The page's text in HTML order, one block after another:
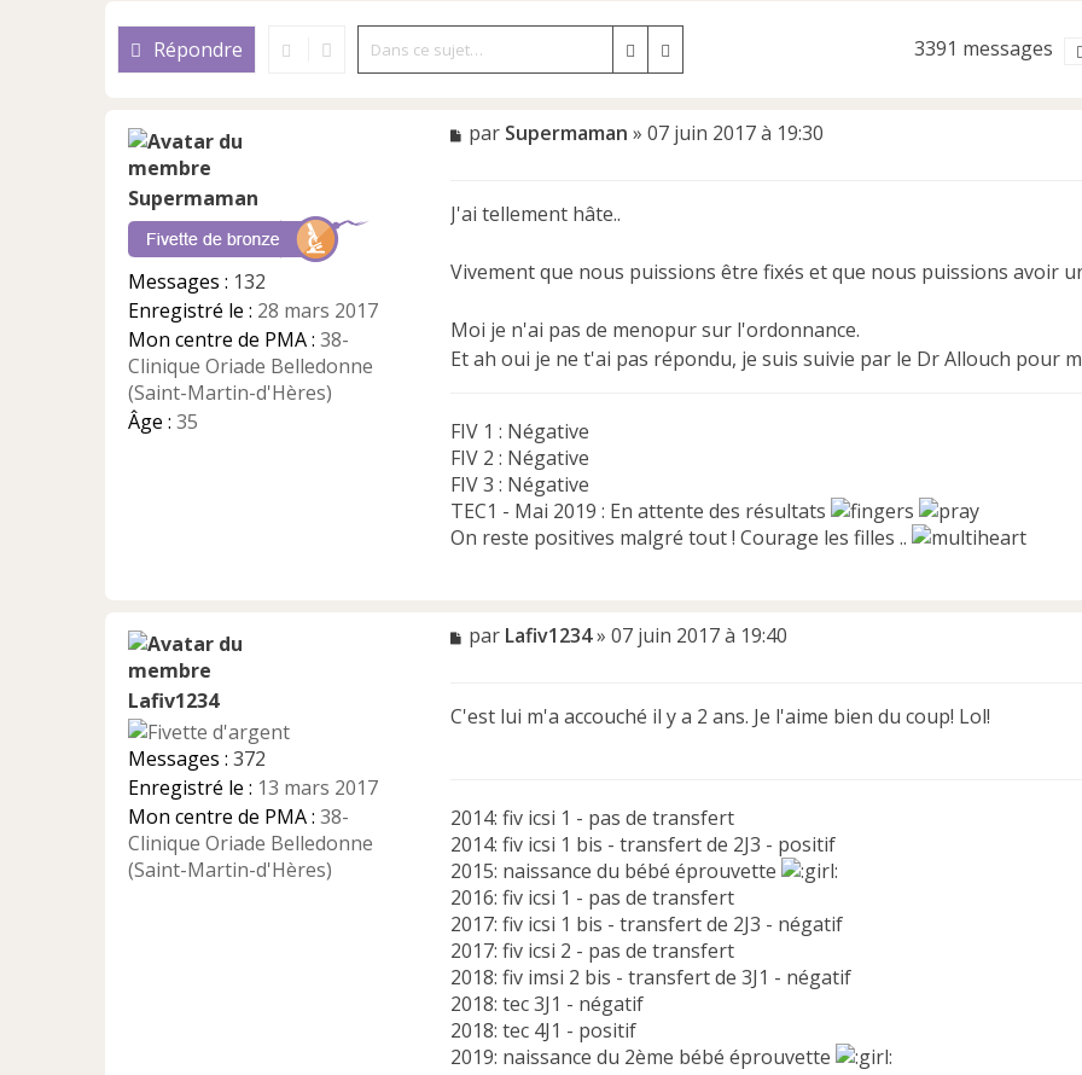
Répondre Rechercher 3391 messages
Supermaman
Messages : 132
Enregistré le : 28 mars 2017
Mon centre de PMA : 38-
Clinique Oriade Belledonne
(Saint-Martin-d'Hères)
Âge : 35
M
a
e
n
l
par Supermaman » 07 juin 2017 à 19:30
J'ai tellement hâte..
Vivement que nous puissions être fixés et que nous puissions avoir
Moi je n'ai pas de menopur sur l'ordonnance.
Et ah oui je ne t'ai pas répondu, je suis suivie par le Dr Allouch pour
FIV 1 : Négative
FIV 2 : Négative
FIV 3 : Négative
TEC1 - Mai 2019 : En attente des résultats
On reste positives malgré tout ! Courage les filles ..
Lafiv1234
Messages : 372
Enregistré le : 13 mars 2017
Mon centre de PMA : 38-
Clinique Oriade Belledonne
(Saint-Martin-d'Hères)
M
s
a
o
n
l
u
par Lafiv1234» 07 juin 2017 à 19:40
C'est lui m'a accouché il y a 2 ans. Je l'aime bien du coup! Lol!
2014: fiv icsi 1 - pas de transfert
2014: fiv icsi 1 bis - transfert de 2J3 - positif
2015: naissance du bébé éprouvette
2016: fiv icsi 1 - pas de transfert
2017: fiv icsi 1 bis - transfert de 2J3 - négatif
2017: fiv icsi 2 - pas de transfert
2018: fiv imsi 2 bis - transfert de 3J1 - négatif
2018: tec 3J1 - négatif
2018: tec 4J1 - positif
2019: naissance du 2ème bébé éprouvette